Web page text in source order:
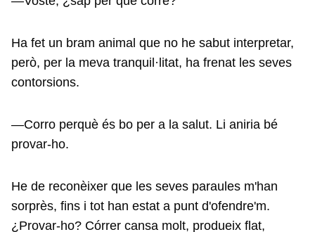
Ha fet un bram animal que no he sabut interpretar,
però, per la meva tranquil·litat, ha frenat les seves
contorsions.
—Corro perquè és bo per a la salut. Li aniria bé
provar-ho.
He de reconèixer que les seves paraules m'han
sorprès, fins i tot han estat a punt d'ofendre'm.
¿Provar-ho? Córrer cansa molt, produeix flat,